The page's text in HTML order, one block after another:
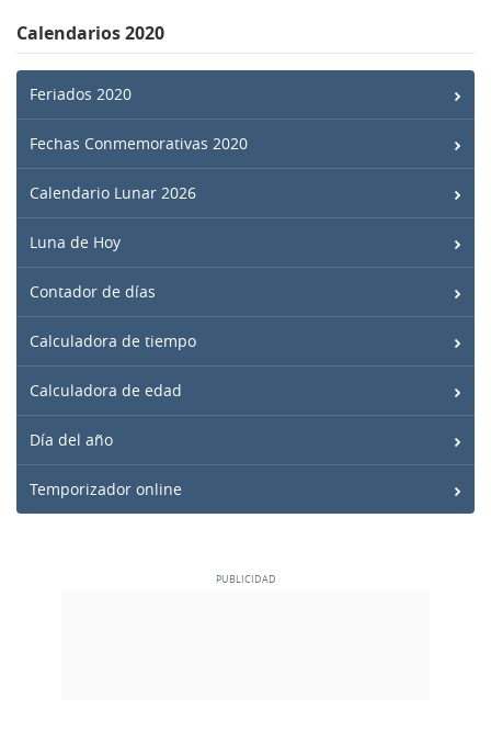
Calendarios 2020
Feriados 2020
Fechas Conmemorativas 2020
Calendario Lunar 2026
Luna de Hoy
Contador de días
Calculadora de tiempo
Calculadora de edad
Día del año
Temporizador online